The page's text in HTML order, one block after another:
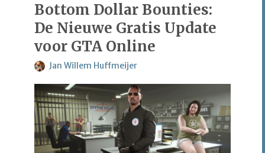
Bottom Dollar Bounties:
De Nieuwe Gratis Update
voor GTA Online
Jan Willem Huffmeijer